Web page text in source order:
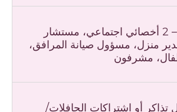
طاقم العمل: 1 – 2 أخصائي اجتماعي، مستشار
منزل، مسؤول صيانة المرافق،
مشرفون
تذاكر أو اشتراكات الحافلات/